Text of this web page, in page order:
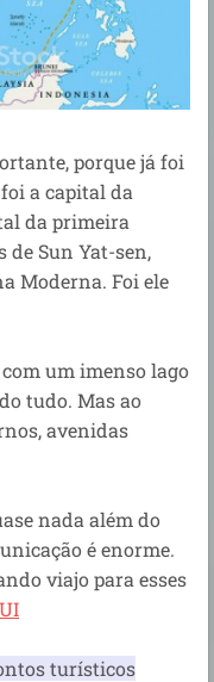
porque já foi
a capital da
da primeira
de Sun Yat-sen,
Moderna. Foi ele
um imenso lago
tudo. Mas ao
avenidas
nada além do
é enorme.
viajo para esses
turísticos